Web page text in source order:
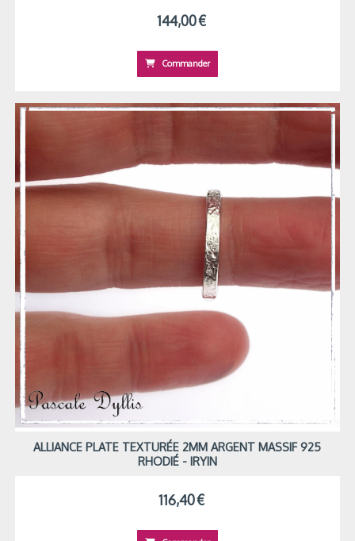
144,00€
Commander
ALLIANCE PLATE TEXTURÉE 2MM ARGENT MASSIF 925
RHODIÉ - IRYIN
116,40€